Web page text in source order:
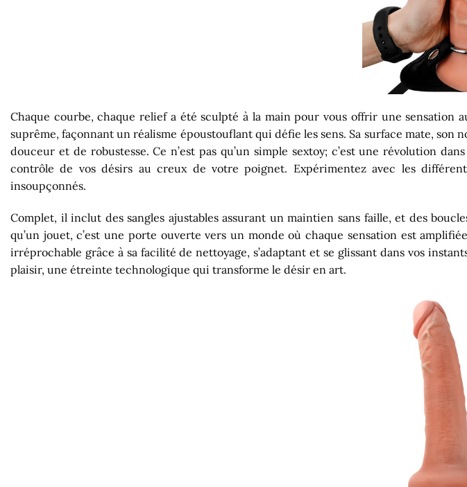
Chaque courbe, chaque relief a été sculpté à la main pour vous offrir une sensation
suprême, façonnant un réalisme époustouflant qui défie les sens. Sa surface mate,
douceur et de robustesse. Ce n’est pas qu’un simple sextoy; c’est une révolution
contrôle de vos désirs au creux de votre poignet. Expérimentez avec les
insoupçonnés.
Complet, il inclut des sangles ajustables assurant un maintien sans faille, et des
qu’un jouet, c’est une porte ouverte vers un monde où chaque sensation est
irréprochable grâce à sa facilité de nettoyage, s’adaptant et se glissant dans vos
plaisir, une étreinte technologique qui transforme le désir en art.